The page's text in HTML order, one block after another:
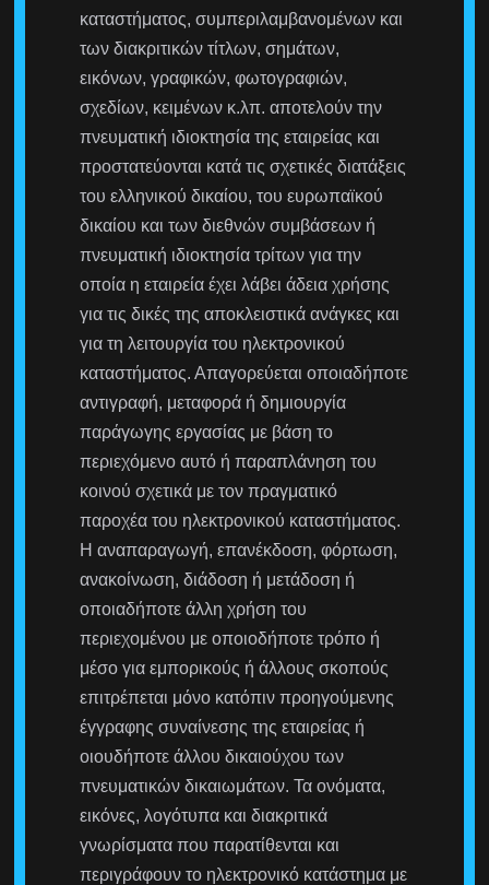
καταστήματος, συμπεριλαμβανομένων και
των διακριτικών τίτλων, σημάτων,
εικόνων, γραφικών, φωτογραφιών,
σχεδίων, κειμένων κ.λπ. αποτελούν την
πνευματική ιδιοκτησία της εταιρείας και
προστατεύονται κατά τις σχετικές διατάξεις
του ελληνικού δικαίου, του ευρωπαϊκού
δικαίου και των διεθνών συμβάσεων ή
πνευματική ιδιοκτησία τρίτων για την
οποία η εταιρεία έχει λάβει άδεια χρήσης
για τις δικές της αποκλειστικά ανάγκες και
για τη λειτουργία του ηλεκτρονικού
καταστήματος. Απαγορεύεται οποιαδήποτε
αντιγραφή, μεταφορά ή δημιουργία
παράγωγης εργασίας με βάση το
περιεχόμενο αυτό ή παραπλάνηση του
κοινού σχετικά με τον πραγματικό
παροχέα του ηλεκτρονικού καταστήματος.
Η αναπαραγωγή, επανέκδοση, φόρτωση,
ανακοίνωση, διάδοση ή μετάδοση ή
οποιαδήποτε άλλη χρήση του
περιεχομένου με οποιοδήποτε τρόπο ή
μέσο για εμπορικούς ή άλλους σκοπούς
επιτρέπεται μόνο κατόπιν προηγούμενης
έγγραφης συναίνεσης της εταιρείας ή
οιουδήποτε άλλου δικαιούχου των
πνευματικών δικαιωμάτων. Τα ονόματα,
εικόνες, λογότυπα και διακριτικά
γνωρίσματα που παρατίθενται και
περιγράφουν το ηλεκτρονικό κατάστημα με